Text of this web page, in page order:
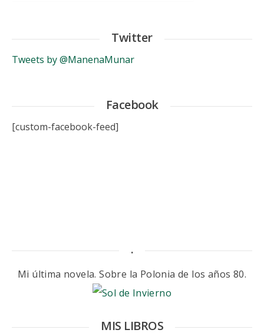
Twitter
Tweets by @ManenaMunar
Facebook
[custom-facebook-feed]
.
Mi última novela. Sobre la Polonia de los años 80.
MIS LIBROS